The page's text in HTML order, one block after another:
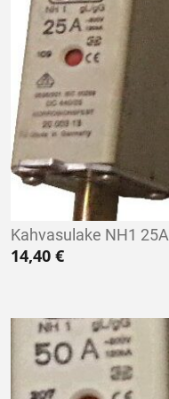
Kahvasulake NH1 25A
14,40 €